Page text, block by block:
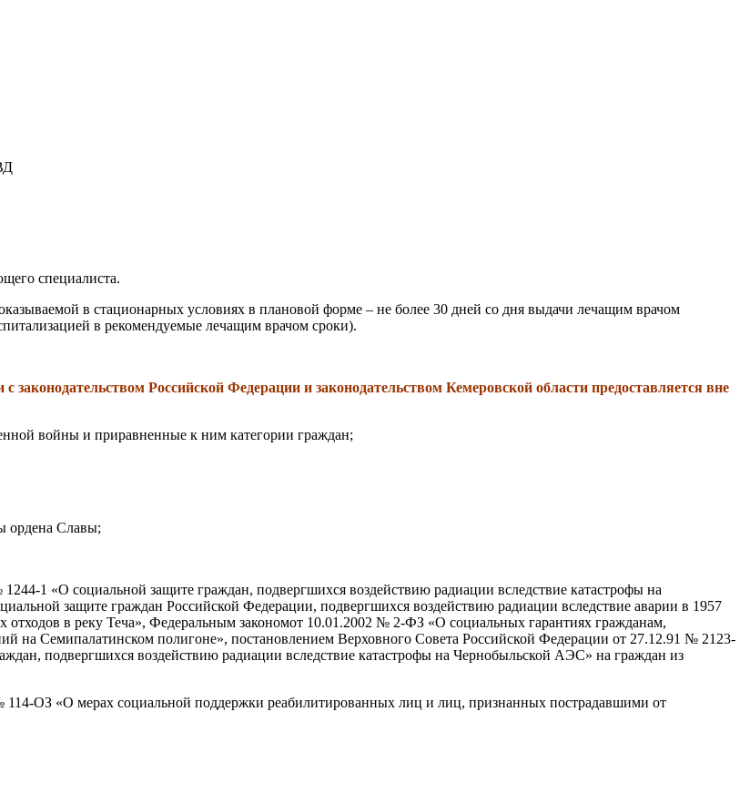
специалиста.
в стационарных условиях в плановой форме – не более 30 дней со дня выдачи лечащим врачом
в рекомендуемые лечащим врачом сроки).
Российской Федерации и законодательством Кемеровской области предоставляется вне
войны и приравненные к ним категории граждан;
ордена Славы;
1 «О социальной защите граждан, подвергшихся воздействию радиации вследствие катастрофы на
защите граждан Российской Федерации, подвергшихся воздействию радиации вследствие аварии в 1957
в реку Теча», Федеральным закономот 10.01.2002 № 2-ФЗ «О социальных гарантиях гражданам,
на Семипалатинском полигоне», постановлением Верховного Совета Российской Федерации от 27.12.91 № 2123-
подвергшихся воздействию радиации вследствие катастрофы на Чернобыльской АЭС» на граждан из
114-ОЗ «О мерах социальной поддержки реабилитированных лиц и лиц, признанных пострадавшими от